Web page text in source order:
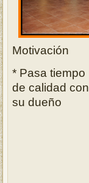
Motivación
* Pasa tiempo
de calidad con
su dueño